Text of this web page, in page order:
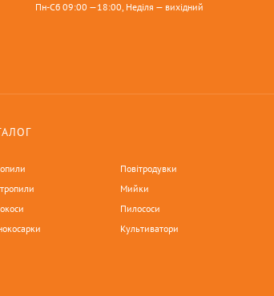
Пн-Сб 09:00 —18:00, Неділя — вихідний
Повітродувки
Мийки
Пилососи
Культиватори